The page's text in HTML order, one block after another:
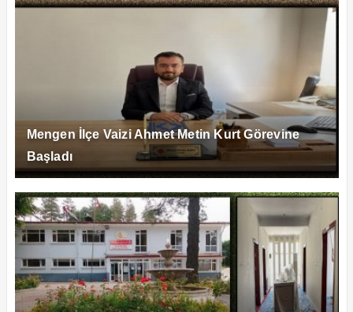
Mengen İlçe Vaizi Ahmet Metin Kurt Görevine
Başladı